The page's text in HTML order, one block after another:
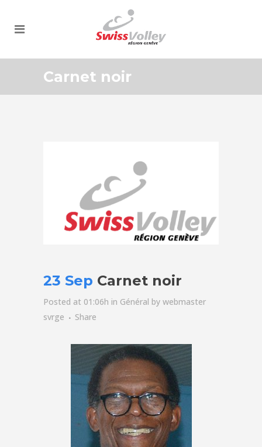
Carnet noir
23 Sep Carnet noir
Posted at 01:06h in Général by webmaster
svrge
Share